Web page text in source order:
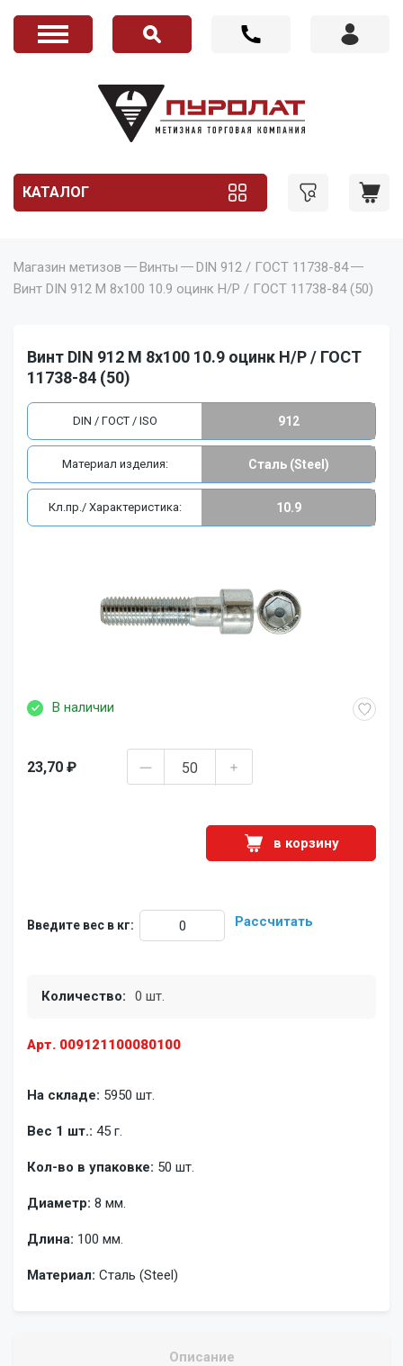
КАТАЛОГ
Магазин метизов Винты
DIN 912 / ГОСТ 11738-84
Винт DIN 912 M 8x100 10.9 оцинк Н/Р / ГОСТ 11738-84 (50)
Винт DIN 912 M 8x100 10.9 оцинк Н/Р / ГОСТ
11738-84 (50)
Арт. 009121100080100
В наличии
На складе: 5950 шт.
Вес 1 шт.: 45 г.
Кол-во в упаковке: 50 шт.
Диаметр: 8 мм.
Длина: 100 мм.
Материал: Сталь (Steel)
23,70 ₽
в корзину
Введите вес в кг: Рассчитать
Количество: 0 шт.
DIN / ГОСТ / ISO 912
Материал изделия: Сталь (Steel)
Кл.пр./ Характеристика: 10.9
Описание